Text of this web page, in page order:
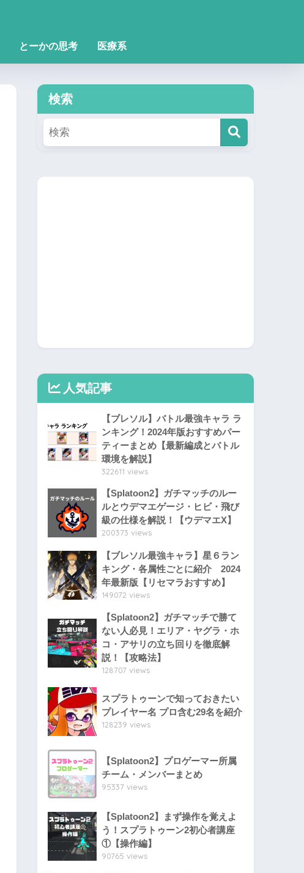
とーかの思考 医療系
検索
人気記事
【ブレソル】バトル最強キャラ ラ
ンキング！2024年版おすすめパー
ティーまとめ【最新編成とバトル
環境を解説】
322611 views
【Splatoon2】ガチマッチのルー
ルとウデマエゲージ・ヒビ・飛び
級の仕様を解説！【ウデマエX】
200373 views
【ブレソル最強キャラ】星６ラン
キング・各属性ごとに紹介 2024
年最新版【リセマラおすすめ】
149072 views
【Splatoon2】ガチマッチで勝て
ない人必見！エリア・ヤグラ・ホ
コ・アサリの立ち回りを徹底解
説！【攻略法】
128707 views
スプラトゥーンで知っておきたい
プレイヤー名 プロ含む29名を紹介
128239 views
【Splatoon2】プロゲーマー所属
チーム・メンバーまとめ
95337 views
【Splatoon2】まず操作を覚えよ
う！スプラトゥーン2初心者講座
①【操作編】
90765 views